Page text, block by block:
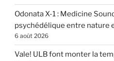
Odonata X-1 : Medicine
psychédélique entre nature
6 août 2026
Vale! ULB font monter la